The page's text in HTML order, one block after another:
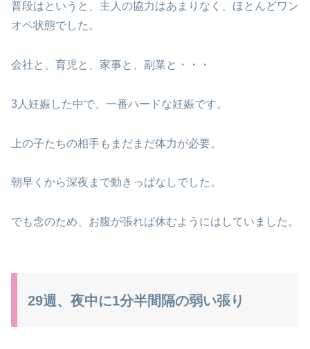
普段はというと、主人の協力はあまりなく、ほとんどワン
オペ状態でした。
会社と、育児と、家事と、副業と・・・
3人妊娠した中で、一番ハードな妊娠です。
上の子たちの相手もまだまだ体力が必要。
朝早くから深夜まで動きっぱなしでした。
でも念のため、お腹が張れば休むようにはしていました。
29週、夜中に1分半間隔の弱い張り